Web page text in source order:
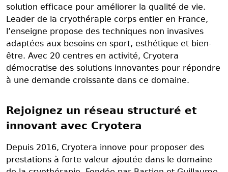
solution efficace pour améliorer la qualité de vie.
Leader de la cryothérapie corps entier en France,
l’enseigne propose des techniques non invasives
adaptées aux besoins en sport, esthétique et bien-
être. Avec 20 centres en activité, Cryotera
démocratise des solutions innovantes pour répondre
à une demande croissante dans ce domaine.
Rejoignez un réseau structuré et
innovant avec Cryotera
Depuis 2016, Cryotera innove pour proposer des
prestations à forte valeur ajoutée dans le domaine